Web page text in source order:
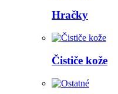
Hračky
Čističe kože